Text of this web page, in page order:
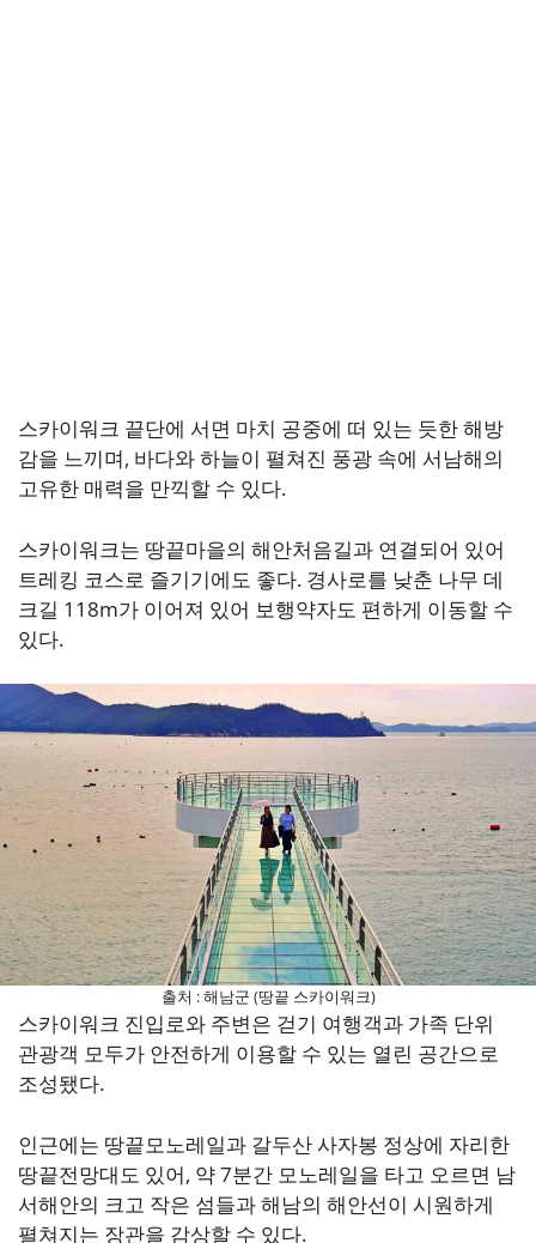
스카이워크 끝단에 서면 마치 공중에 떠 있는 듯한 해방
감을 느끼며, 바다와 하늘이 펼쳐진 풍광 속에 서남해의
고유한 매력을 만끽할 수 있다.
스카이워크는 땅끝마을의 해안처음길과 연결되어 있어
트레킹 코스로 즐기기에도 좋다. 경사로를 낮춘 나무 데
크길 118m가 이어져 있어 보행약자도 편하게 이동할 수
있다.
출처 : 해남군 (땅끝 스카이워크)
스카이워크 진입로와 주변은 걷기 여행객과 가족 단위
관광객 모두가 안전하게 이용할 수 있는 열린 공간으로
조성됐다.
인근에는 땅끝모노레일과 갈두산 사자봉 정상에 자리한
땅끝전망대도 있어, 약 7분간 모노레일을 타고 오르면 남
서해안의 크고 작은 섬들과 해남의 해안선이 시원하게
펼쳐지는 장관을 감상할 수 있다.